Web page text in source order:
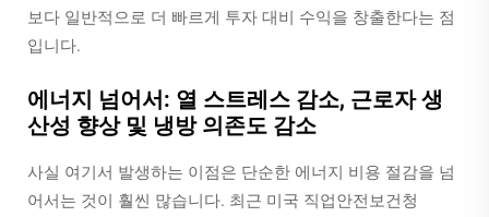
보다 일반적으로 더 빠르게 투자 대비 수익을 창출한다는 점
입니다.
에너지 넘어서: 열 스트레스 감소, 근로자 생
산성 향상 및 냉방 의존도 감소
사실 여기서 발생하는 이점은 단순한 에너지 비용 절감을 넘
어서는 것이 훨씬 많습니다. 최근 미국 직업안전보건청